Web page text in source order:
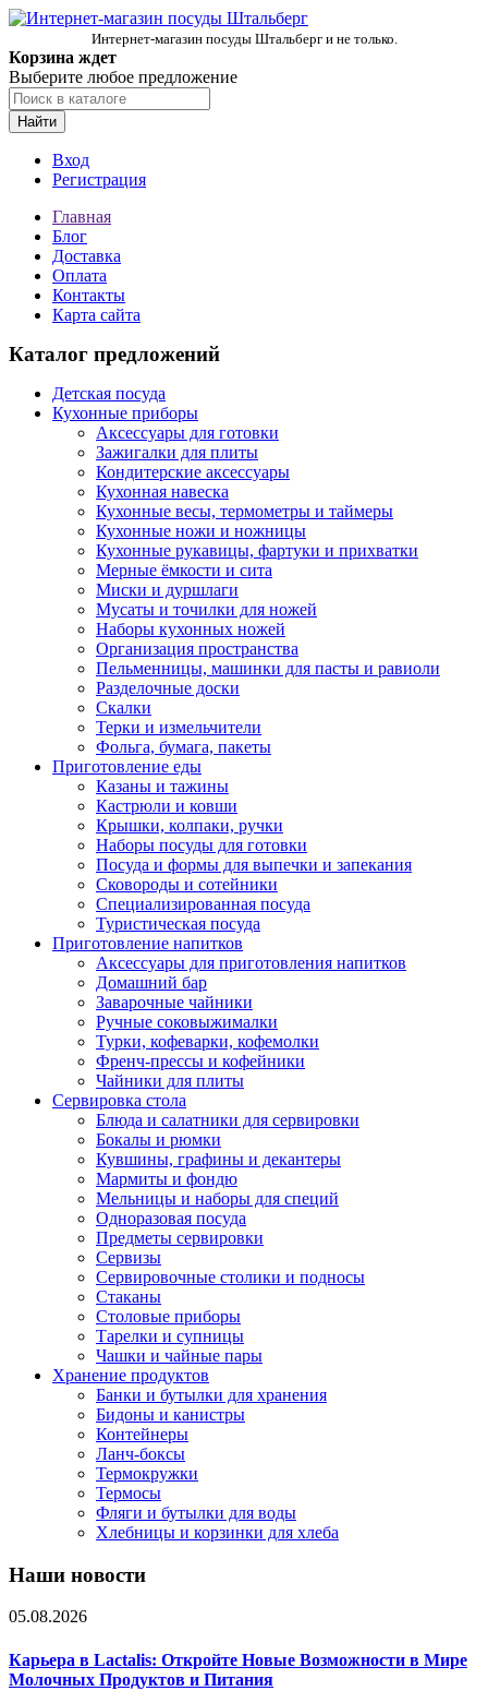
Интернет-магазин посуды Штальберг и не только.
Корзина ждет
Выберите любое предложение
Найти
Вход
Регистрация
Главная
Блог
Доставка
Оплата
Контакты
Карта сайта
Каталог предложений
Детская посуда
Кухонные приборы
Аксессуары для готовки
Зажигалки для плиты
Кондитерские аксессуары
Кухонная навеска
Кухонные весы, термометры и таймеры
Кухонные ножи и ножницы
Кухонные рукавицы, фартуки и прихватки
Мерные ёмкости и сита
Миски и дуршлаги
Мусаты и точилки для ножей
Наборы кухонных ножей
Организация пространства
Пельменницы, машинки для пасты и равиоли
Разделочные доски
Скалки
Терки и измельчители
Фольга, бумага, пакеты
Приготовление еды
Казаны и тажины
Кастрюли и ковши
Крышки, колпаки, ручки
Наборы посуды для готовки
Посуда и формы для выпечки и запекания
Сковороды и сотейники
Специализированная посуда
Туристическая посуда
Приготовление напитков
Аксессуары для приготовления напитков
Домашний бар
Заварочные чайники
Ручные соковыжималки
Турки, кофеварки, кофемолки
Френч-прессы и кофейники
Чайники для плиты
Сервировка стола
Блюда и салатники для сервировки
Бокалы и рюмки
Кувшины, графины и декантеры
Мармиты и фондю
Мельницы и наборы для специй
Одноразовая посуда
Предметы сервировки
Сервизы
Сервировочные столики и подносы
Стаканы
Столовые приборы
Тарелки и супницы
Чашки и чайные пары
Хранение продуктов
Банки и бутылки для хранения
Бидоны и канистры
Контейнеры
Ланч-боксы
Термокружки
Термосы
Фляги и бутылки для воды
Хлебницы и корзинки для хлеба
Наши новости
05.08.2026
Карьера в Lactalis: Откройте Новые Возможности в Мире
Молочных Продуктов и Питания